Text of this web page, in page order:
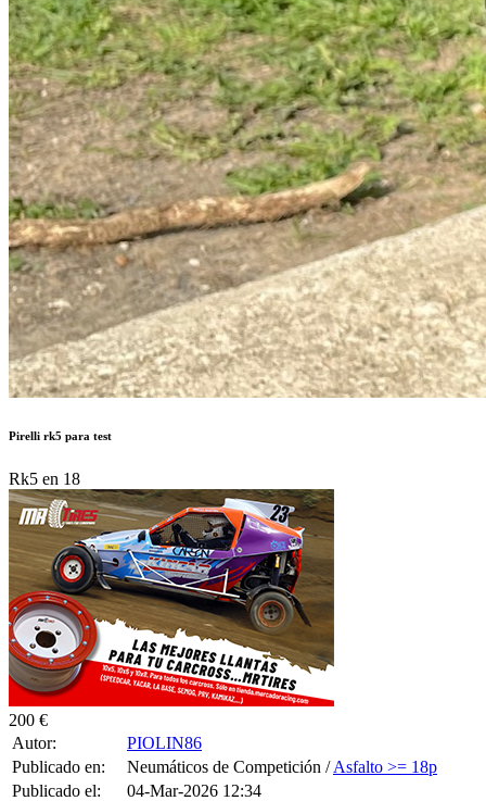
Pirelli rk5 para test
Rk5 en 18
200 €
Autor:
PIOLIN86
Publicado en:
Neumáticos de Competición /Asfalto >= 18p
Publicado el:
04-Mar-2026 12:34